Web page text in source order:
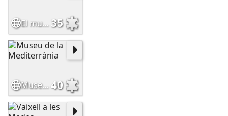
El museu amb els sentits 35
Museu de la Mediterrània40